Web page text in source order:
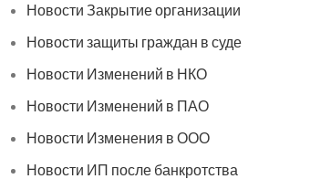
Новости Закрытие организации
Новости защиты граждан в суде
Новости Изменений в НКО
Новости Изменений в ПАО
Новости Изменения в ООО
Новости ИП после банкротства